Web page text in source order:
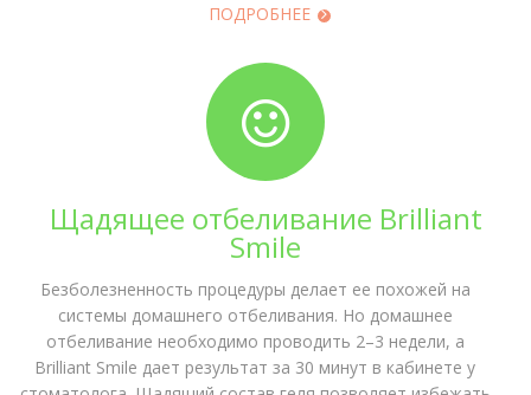
ПОДРОБНЕЕ
Щадящее отбеливание Brilliant
Smile
Безболезненность процедуры делает ее похожей на
системы домашнего отбеливания. Но домашнее
отбеливание необходимо проводить 2–3 недели, а
Brilliant Smile дает результат за 30 минут в кабинете у